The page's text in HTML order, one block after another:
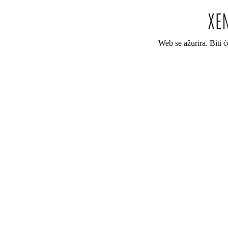
Web se ažurira. Biti